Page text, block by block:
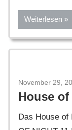
Weiterlesen
November 29,
House
Das House